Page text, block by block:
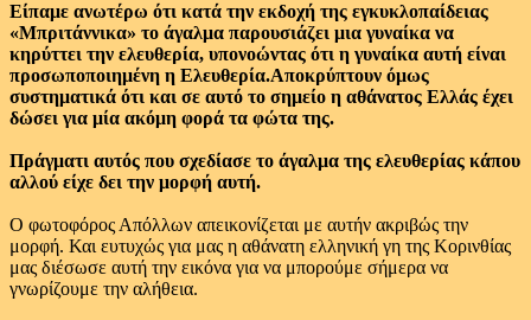
Είπαμε ανωτέρω ότι κατά την εκδοχή της εγκυκλοπαίδειας
«Μπριτάννικα» το άγαλμα παρουσιάζει μια γυναίκα να
κηρύττει την ελευθερία, υπονοώντας ότι η γυναίκα αυτή είναι
προσωποποιημένη η Ελευθερία.Αποκρύπτουν όμως
συστηματικά ότι και σε αυτό το σημείο η αθάνατος Ελλάς έχει
δώσει για μία ακόμη φορά τα φώτα της.
Πράγματι αυτός που σχεδίασε το άγαλμα της ελευθερίας κάπου
αλλού είχε δει την μορφή αυτή.
Ο φωτοφόρος Απόλλων απεικονίζεται με αυτήν ακριβώς την
μορφή. Και ευτυχώς για μας η αθάνατη ελληνική γη της Κορινθίας
μας διέσωσε αυτή την εικόνα για να μπορούμε σήμερα να
γνωρίζουμε την αλήθεια.